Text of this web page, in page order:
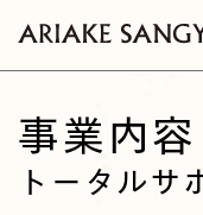
事業内容
トータルサ